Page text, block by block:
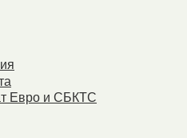
Евро и СБКТС